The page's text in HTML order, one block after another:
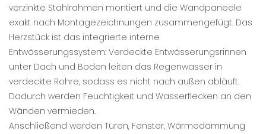
verzinkte Stahlrahmen montiert und die Wandpaneele
exakt nach Montagezeichnungen zusammengefügt. Das
Herzstück ist das integrierte interne
Entwässerungssystem: Verdeckte Entwässerungsrinnen
unter Dach und Boden leiten das Regenwasser in
verdeckte Rohre, sodass es nicht nach außen abläuft.
Dadurch werden Feuchtigkeit und Wasserflecken an den
Wänden vermieden.
Anschließend werden Türen, Fenster, Wärmedämmung